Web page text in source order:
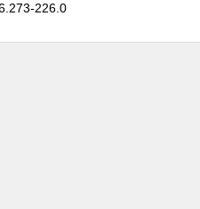
226.0